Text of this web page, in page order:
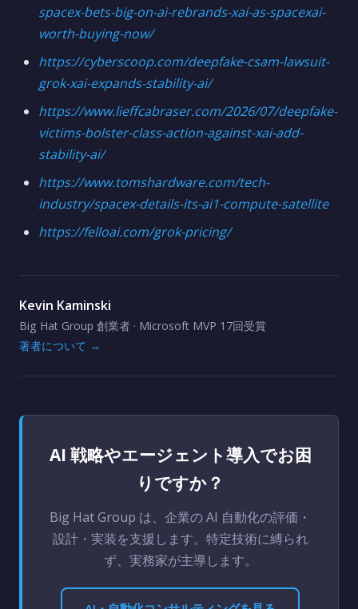
spacex-bets-big-on-ai-rebrands-xai-as-spacexai-
worth-buying-now/
https://cyberscoop.com/deepfake-csam-lawsuit-
grok-xai-expands-stability-ai/
https://www.lieffcabraser.com/2026/07/deepfake-
victims-bolster-class-action-against-xai-add-
stability-ai/
https://www.tomshardware.com/tech-
industry/spacex-details-its-ai1-compute-satellite
https://felloai.com/grok-pricing/
Kevin Kaminski
Big Hat Group 創業者 · Microsoft MVP 17回受賞
著者について →
AI 戦略やエージェント導入でお困
りですか？
Big Hat Group は、企業の AI 自動化の評価・
設計・実装を支援します。特定技術に縛られ
ず、実務家が主導します。